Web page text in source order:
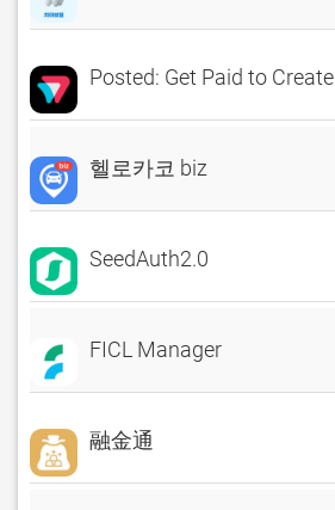
Posted: Get Paid to Create
헬로카코 biz
SeedAuth2.0
FICL Manager
融金通